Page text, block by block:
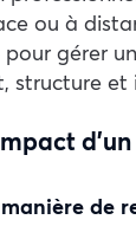
ou à
gérer
structure et
de